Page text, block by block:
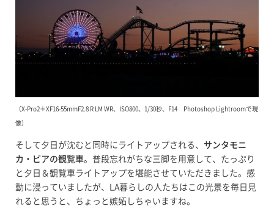
（X-Pro2＋XF16-55mmF2.8 R LM WR、ISO800、1/30秒、F14 Photoshop Lightroomで現
像）
そして夕日が沈むと同時にライトアップされる、 サンタモニ
カ・ピアの観覧車。普段忘れがちな三脚を用意して、たっぷり
と夕日＆観覧車ライトアップを堪能させていただきました。感
動に浸っていましたが、LA暮らしの人たちはこの光景を毎日見
れると思うと、ちょっと嫉妬しちゃいますね。